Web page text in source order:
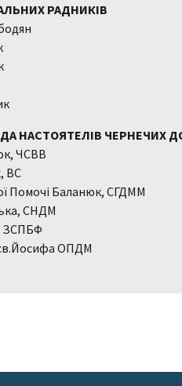
РАДНИКІВ
НАСТОЯТЕЛІВ ЧЕРНЕЧИХ
ЧСВВ
ВС
Помочі Баланюк, СГДММ
СНДМ
ЗСПБФ
ОПДМ